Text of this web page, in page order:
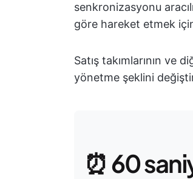
senkronizasyonu
göre hareket etmek
Satış takımlarının ve
yönetme şeklini
⏰ 60